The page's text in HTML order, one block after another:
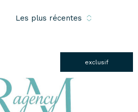
Les plus récentes
exclusif
voir le